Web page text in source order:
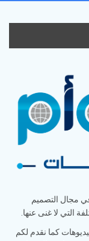
مجال التصميم
التي لا غنى عنها.
كما نقدم لكم